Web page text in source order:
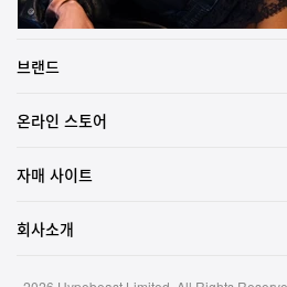
카테고리
브랜드
온라인 스토어
자매 사이트
회사소개